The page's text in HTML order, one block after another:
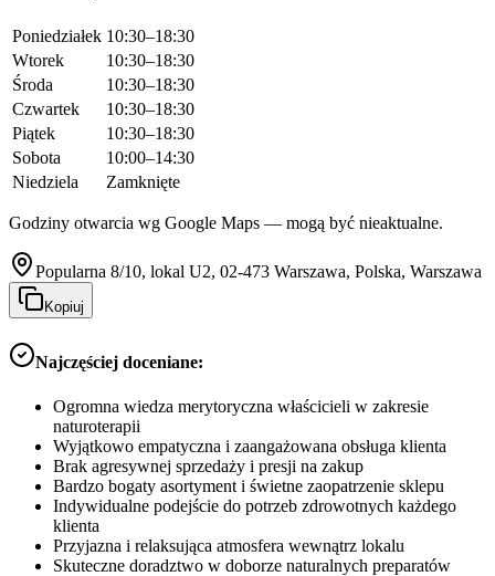
Poniedziałek 10:30–18:30
Wtorek
10:30–18:30
Środa
10:30–18:30
Czwartek
10:30–18:30
Piątek
10:30–18:30
Sobota
10:00–14:30
Niedziela
Zamknięte
Godziny otwarcia wg Google Maps — mogą być nieaktualne.
Popularna 8/10, lokal U2, 02-473 Warszawa, Polska, Warszawa
Kopiuj
Najczęściej doceniane:
Ogromna wiedza merytoryczna właścicieli w zakresie
naturoterapii
Wyjątkowo empatyczna i zaangażowana obsługa klienta
Brak agresywnej sprzedaży i presji na zakup
Bardzo bogaty asortyment i świetne zaopatrzenie sklepu
Indywidualne podejście do potrzeb zdrowotnych każdego
klienta
Przyjazna i relaksująca atmosfera wewnątrz lokalu
Skuteczne doradztwo w doborze naturalnych preparatów